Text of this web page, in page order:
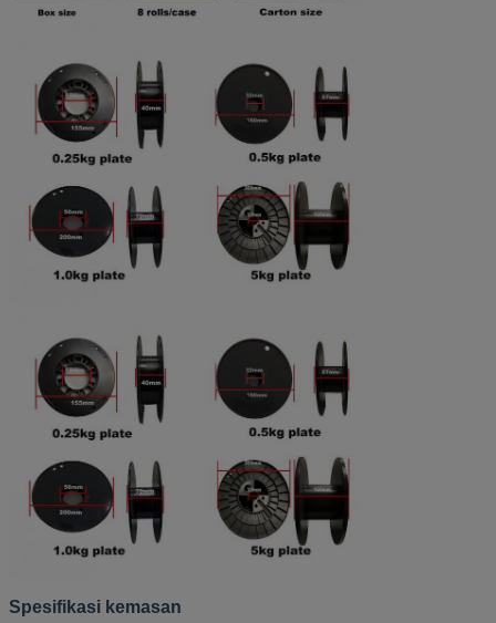
Spesifikasi kemasan